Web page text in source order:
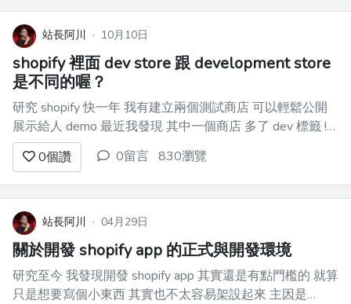
站長阿川 · 10月10日
shopify 裡面 dev store 跟 development store
是不同的喔？
研究 shopify 快一年 我有建立兩個測試商店 可以輕鬆公開
展示給人 demo 最近我發現 其中一個商店 多了 dev 標籤 ![]
(https://i.imgur.com/SwzYTpj.png) 我覺得很奇怪 因為兩個都
是測試商店呀 然後兩個商店都被加上密碼保護...
0個讚 0留言 830瀏覽
站長阿川 · 04月29日
關於開發 shopify app 的正式與開發環境
研究至今 我發現開發 shopify app 其實還是有點門檻的 就算
只是想要寫個小東西 其實也不太容易架設起來 主因是